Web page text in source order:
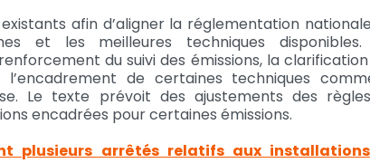
afin d’aligner la réglementation
et les meilleures techniques disponibles.
du suivi des émissions, la
de certaines techniques
Le texte prévoit des ajustements des
encadrées pour certaines émissions.
plusieurs arrêtés relatifs aux